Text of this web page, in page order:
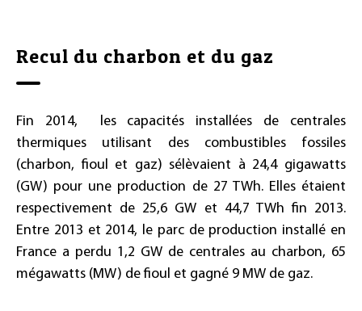
Recul du charbon et du gaz
Fin 2014, les capacités installées de centrales
thermiques utilisant des combustibles fossiles
(charbon, fioul et gaz) sélèvaient à 24,4 gigawatts
(GW) pour une production de 27 TWh. Elles étaient
respectivement de 25,6 GW et 44,7 TWh fin 2013.
Entre 2013 et 2014, le parc de production installé en
France a perdu 1,2 GW de centrales au charbon, 65
mégawatts (MW) de fioul et gagné 9 MW de gaz.